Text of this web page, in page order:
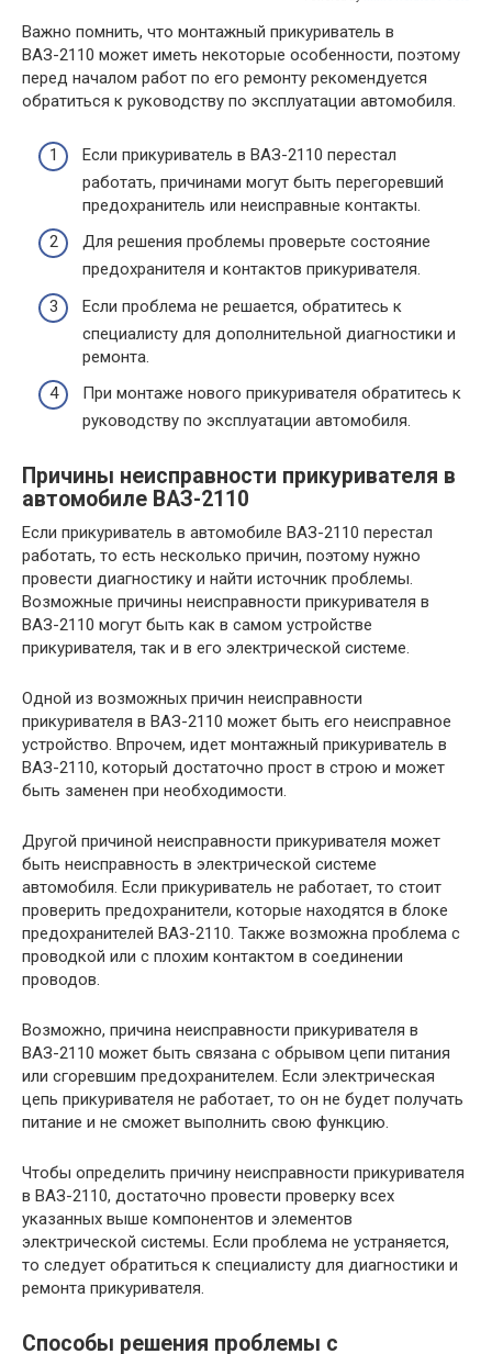
Важно помнить, что монтажный прикуриватель в
ВАЗ-2110 может иметь некоторые особенности, поэтому
перед началом работ по его ремонту рекомендуется
обратиться к руководству по эксплуатации автомобиля.
Если прикуриватель в ВАЗ-2110 перестал
работать, причинами могут быть перегоревший
предохранитель или неисправные контакты.
Для решения проблемы проверьте состояние
предохранителя и контактов прикуривателя.
Если проблема не решается, обратитесь к
специалисту для дополнительной диагностики и
ремонта.
При монтаже нового прикуривателя обратитесь к
руководству по эксплуатации автомобиля.
Причины неисправности прикуривателя в
автомобиле ВАЗ-2110
Если прикуриватель в автомобиле ВАЗ-2110 перестал
работать, то есть несколько причин, поэтому нужно
провести диагностику и найти источник проблемы.
Возможные причины неисправности прикуривателя в
ВАЗ-2110 могут быть как в самом устройстве
прикуривателя, так и в его электрической системе.
Одной из возможных причин неисправности
прикуривателя в ВАЗ-2110 может быть его неисправное
устройство. Впрочем, идет монтажный прикуриватель в
ВАЗ-2110, который достаточно прост в строю и может
быть заменен при необходимости.
Другой причиной неисправности прикуривателя может
быть неисправность в электрической системе
автомобиля. Если прикуриватель не работает, то стоит
проверить предохранители, которые находятся в блоке
предохранителей ВАЗ-2110. Также возможна проблема с
проводкой или с плохим контактом в соединении
проводов.
Возможно, причина неисправности прикуривателя в
ВАЗ-2110 может быть связана с обрывом цепи питания
или сгоревшим предохранителем. Если электрическая
цепь прикуривателя не работает, то он не будет получать
питание и не сможет выполнить свою функцию.
Чтобы определить причину неисправности прикуривателя
в ВАЗ-2110, достаточно провести проверку всех
указанных выше компонентов и элементов
электрической системы. Если проблема не устраняется,
то следует обратиться к специалисту для диагностики и
ремонта прикуривателя.
Способы решения проблемы с